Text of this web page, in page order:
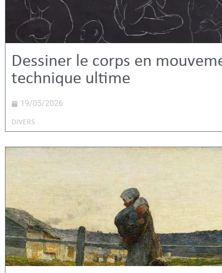
Dessiner le corps en
technique ultime
19/05/2026
DIVERS